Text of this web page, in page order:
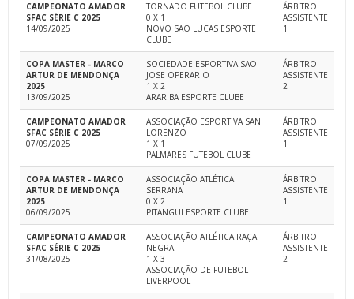
CAMPEONATO AMADOR
SFAC SÉRIE C 2025
14/09/2025
TORNADO FUTEBOL CLUBE
0 X 1
NOVO SAO LUCAS ESPORTE
CLUBE
ÁRBITRO
ASSISTENTE
1
COPA MASTER - MARCO
ARTUR DE MENDONÇA
2025
13/09/2025
SOCIEDADE ESPORTIVA SAO
JOSE OPERARIO
1 X 2
ARARIBA ESPORTE CLUBE
ÁRBITRO
ASSISTENTE
2
CAMPEONATO AMADOR
SFAC SÉRIE C 2025
07/09/2025
ASSOCIAÇÃO ESPORTIVA SAN
LORENZO
1 X 1
PALMARES FUTEBOL CLUBE
ÁRBITRO
ASSISTENTE
1
COPA MASTER - MARCO
ARTUR DE MENDONÇA
2025
06/09/2025
ASSOCIAÇÃO ATLÉTICA
SERRANA
0 X 2
PITANGUI ESPORTE CLUBE
ÁRBITRO
ASSISTENTE
1
CAMPEONATO AMADOR
SFAC SÉRIE C 2025
31/08/2025
ASSOCIAÇÃO ATLÉTICA RAÇA
NEGRA
1 X 3
ASSOCIAÇÃO DE FUTEBOL
LIVERPOOL
ÁRBITRO
ASSISTENTE
2